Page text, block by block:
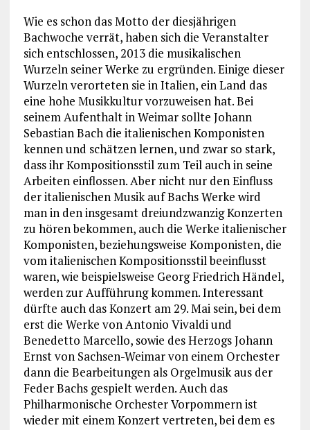
Wie es schon das Motto der diesjährigen
Bachwoche verrät, haben sich die Veranstalter
sich entschlossen, 2013 die musikalischen
Wurzeln seiner Werke zu ergründen. Einige dieser
Wurzeln verorteten sie in Italien, ein Land das
eine hohe Musikkultur vorzuweisen hat. Bei
seinem Aufenthalt in Weimar sollte Johann
Sebastian Bach die italienischen Komponisten
kennen und schätzen lernen, und zwar so stark,
dass ihr Kompositionsstil zum Teil auch in seine
Arbeiten einflossen. Aber nicht nur den Einfluss
der italienischen Musik auf Bachs Werke wird
man in den insgesamt dreiundzwanzig Konzerten
zu hören bekommen, auch die Werke italienischer
Komponisten, beziehungsweise Komponisten, die
vom italienischen Kompositionsstil beeinflusst
waren, wie beispielsweise Georg Friedrich Händel,
werden zur Aufführung kommen. Interessant
dürfte auch das Konzert am 29. Mai sein, bei dem
erst die Werke von Antonio Vivaldi und
Benedetto Marcello, sowie des Herzogs Johann
Ernst von Sachsen-Weimar von einem Orchester
dann die Bearbeitungen als Orgelmusik aus der
Feder Bachs gespielt werden. Auch das
Philharmonische Orchester Vorpommern ist
wieder mit einem Konzert vertreten, bei dem es